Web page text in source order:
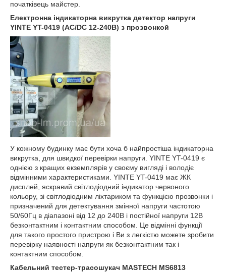
початківець майстер.
Електронна індикаторна викрутка детектор напруги
YINTE YT-0419 (AC/DC 12-240В) з прозвонкой
У кожному будинку має бути хоча б найпростіша індикаторна
викрутка, для швидкої перевірки напруги. YINTE YT-0419 є
однією з кращих екземплярів у своєму вигляді і володіє
відмінними характеристиками. YINTE YT-0419 має ЖК
дисплей, яскравий світлодіодний індикатор червоного
кольору, зі світлодіодним ліхтариком та функцією прозвонки і
призначений для детектування змінної напруги частотою
50/60Гц в діапазоні від 12 до 240В і постійної напруги 12В
безконтактним і контактним способом. Це відмінні функції
для такого простого пристрою і Ви з легкістю можете зробити
перевірку наявності напруги як безконтактним так і
контактним способом.
Кабельний тестер-трасошукач MASTECH MS6813